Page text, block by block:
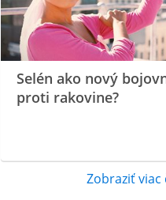
Selén ako nový
proti rakovine?
Zobraziť viac